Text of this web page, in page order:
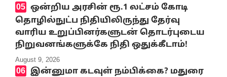
ஒன்றிய அரசின் ரூ.1 லட்சம் கோடி
தொழில்நுட்ப நிதியிலிருந்து தேர்வு
வாரிய உறுப்பினர்களுடன் தொடர்புடைய
நிறுவனங்களுக்கே நிதி ஒதுக்கீடாம்!
August 9, 2026
இன்னுமா கடவுள் நம்பிக்கை? மதுரை